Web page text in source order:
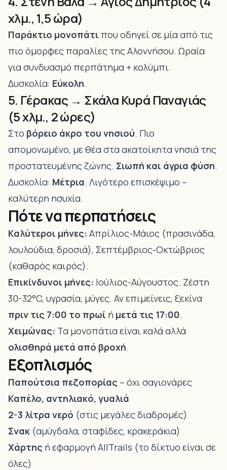
χλμ., 1,5 ώρα)
Παράκτιο μονοπάτι που οδηγεί σε μία από τις
πιο όμορφες παραλίες της Αλοννήσου. Ωραία
για συνδυασμό περπάτημα + κολύμπι.
Δυσκολία: Εύκολη.
5. Γέρακας → Σκάλα Κυρά Παναγιάς
(5 χλμ., 2 ώρες)
Στο βόρειο άκρο του νησιού. Πιο
απομονωμένο, με θέα στα ακατοίκητα νησιά της
προστατευμένης ζώνης. Σιωπή και άγρια φύση.
Δυσκολία: Μέτρια. Λιγότερο επισκέψιμο –
καλύτερη ησυχία.
Πότε να περπατήσεις
Καλύτεροι μήνες: Απρίλιος-Μάιος (πρασινάδα,
λουλούδια, δροσιά), Σεπτέμβριος-Οκτώβριος
(καθαρός καιρός).
Επικίνδυνοι μήνες: Ιούλιος-Αύγουστος. Ζέστη
30-32°C, υγρασία, μύγες. Αν επιμείνεις, ξεκίνα
πριν τις 7:00 το πρωί ή μετά τις 17:00.
Χειμώνας: Τα μονοπάτια είναι καλά αλλά
ολισθηρά μετά από βροχή.
Εξοπλισμός
Παπούτσια πεζοπορίας – όχι σαγιονάρες
Καπέλο, αντηλιακό, γυαλιά
2-3 λίτρα νερό (στις μεγάλες διαδρομές)
Σνακ (αμύγδαλα, σταφίδες, κρακεράκια)
Χάρτης ή εφαρμογή AllTrails (το δίκτυο είναι σε
όλες)